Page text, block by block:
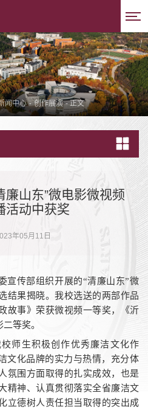
闻中心 - 创作展演 - 正文
廉山东”微电影微视频
活动中获奖
年05月11日
宣传部组织开展的“清廉山东”微
结果揭晓。我校选送的两部作品
故事》荣获微视频一等奖，《沂
等奖。
师生积极创作优秀廉洁文化作
文化品牌的实力与热情，充分体
氛围方面取得的扎实成效，也是
精神、认真贯彻落实全省廉洁文
立德树人责任担当取得的突出成